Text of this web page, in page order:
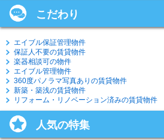
こだわり
エイブル保証管理物件
保証人不要の賃貸物件
楽器相談可の物件
エイブル管理物件
360度パノラマ写真ありの賃貸物件
新築・築浅の賃貸物件
リフォーム・リノベーション済みの賃貸物件
人気の特集